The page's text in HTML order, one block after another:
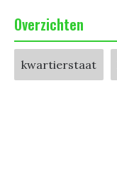
Overzichten
kwartierstaat